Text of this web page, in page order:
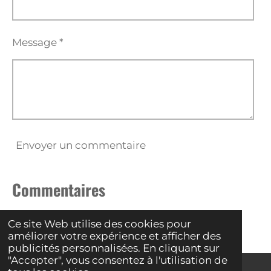
Ce site Web utilise des cookies pour
améliorer votre expérience et afficher des
publicités personnalisées. En cliquant sur
"Accepter", vous consentez à l'utilisation de
Message *
Envoyer un commentaire
Commentaires
Il n'y a pas encore de commentaire.